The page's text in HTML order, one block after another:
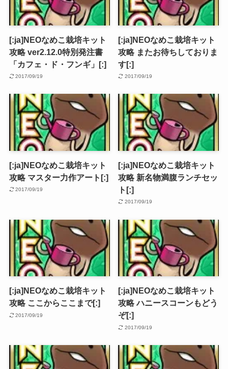
[:ja]NEOなめこ栽培キット
攻略 ver2.12.0特別発注書
「カフェ・ド・フンギ」[:]
2017/09/19
[:ja]NEOなめこ栽培キット
攻略 またお待ちしておりま
す[:]
2017/09/19
[:ja]NEOなめこ栽培キット
攻略 マスター力作アート[:]
2017/09/19
[:ja]NEOなめこ栽培キット
攻略 新名物満腹ランチセッ
ト[:]
2017/09/19
[:ja]NEOなめこ栽培キット
攻略 ここからここまで[:]
2017/09/19
[:ja]NEOなめこ栽培キット
攻略 ハニースコーンもどう
ぞ[:]
2017/09/19